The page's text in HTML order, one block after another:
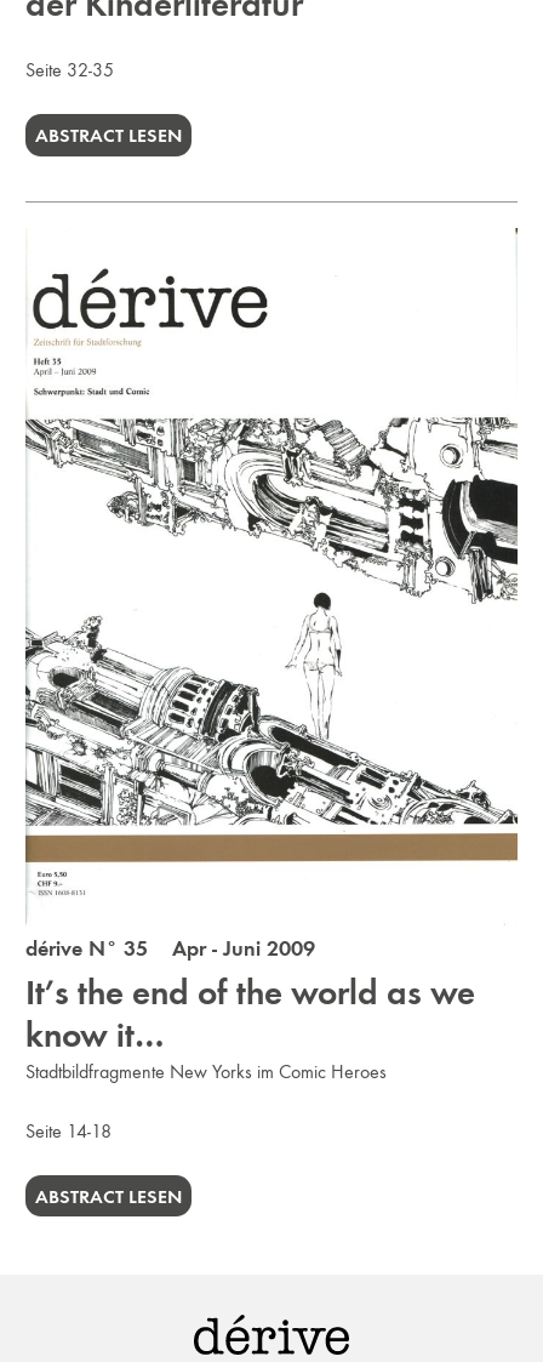
Seite 32-35
ABSTRACT LESEN
dérive N° 35 Apr - Juni 2009
It’s the end of the world as we
know it…
Stadtbildfragmente New Yorks im Comic Heroes
Seite 14-18
ABSTRACT LESEN